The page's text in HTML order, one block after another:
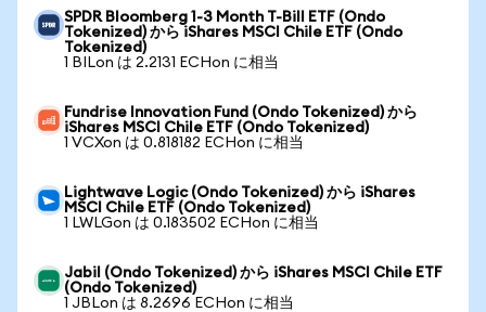
SPDR Bloomberg 1-3 Month T-Bill ETF (Ondo
Tokenized) から iShares MSCI Chile ETF (Ondo
Tokenized)
1 BILon は 2.2131 ECHon に相当
Fundrise Innovation Fund (Ondo Tokenized) から
iShares MSCI Chile ETF (Ondo Tokenized)
1 VCXon は 0.818182 ECHon に相当
Lightwave Logic (Ondo Tokenized) から iShares
MSCI Chile ETF (Ondo Tokenized)
1 LWLGon は 0.183502 ECHon に相当
Jabil (Ondo Tokenized) から iShares MSCI Chile ETF
(Ondo Tokenized)
1 JBLon は 8.2696 ECHon に相当